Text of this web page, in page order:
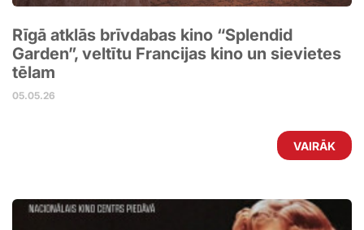
Rīgā atklās brīvdabas kino “Splendid
Garden”, veltītu Francijas kino un sievietes
tēlam
05.05.26
VAIRĀK